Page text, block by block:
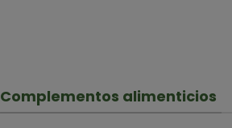
Complementos alimenticios